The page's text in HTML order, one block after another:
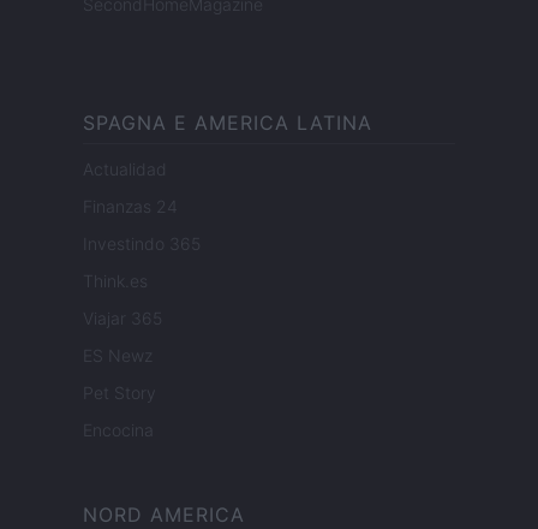
SecondHomeMagazine
SPAGNA E AMERICA LATINA
Actualidad
Finanzas 24
Investindo 365
Think.es
Viajar 365
ES Newz
Pet Story
Encocina
NORD AMERICA